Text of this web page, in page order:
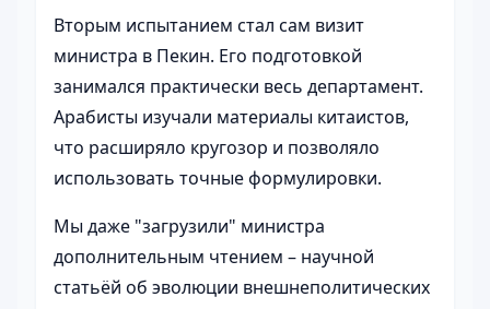
Вторым испытанием стал сам визит
министра в Пекин. Его подготовкой
занимался практически весь департамент.
Арабисты изучали материалы китаистов,
что расширяло кругозор и позволяло
использовать точные формулировки.
Мы даже "загрузили" министра
дополнительным чтением – научной
статьёй об эволюции внешнеполитических